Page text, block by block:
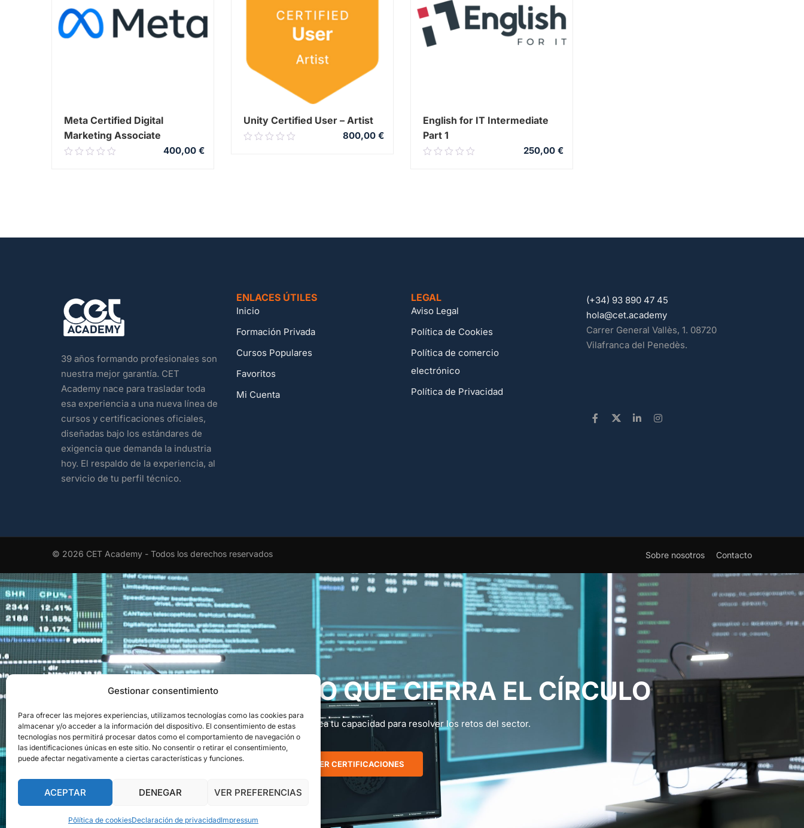
Gestionar consentimiento
Para ofrecer las mejores experiencias, utilizamos tecnologías como las cookies para
almacenar y/o acceder a la información del dispositivo. El consentimiento de estas
tecnologías nos permitirá procesar datos como el comportamiento de navegación o
las identificaciones únicas en este sitio. No consentir o retirar el consentimiento,
puede afectar negativamente a ciertas características y funciones.
ACEPTAR DENEGAR VER PREFERENCIAS
Pôlítica de cookiesDeclaración de privacidadImpressum
Meta Certified Digital
Marketing Associate
0.00
400,00 €
Unity Certified User – Artist
0.00
800,00 €
English for IT Intermediate
Part 1
0.00
250,00 €
39 años formando profesionales son
nuestra mejor garantía. CET
Academy nace para trasladar toda
esa experiencia a una nueva línea de
cursos y certificaciones oficiales,
diseñadas bajo los estándares de
exigencia que demanda la industria
hoy. El respaldo de la experiencia, al
servicio de tu perfil técnico.
ENLACES ÚTILES
Inicio
Formación Privada
Cursos Populares
Favoritos
Mi Cuenta
LEGAL
Aviso Legal
Política de Cookies
Política de comercio
electrónico
Política de Privacidad
(+34) 93 890 47 45
hola@cet.academy
Carrer General Vallès, 1. 08720
Vilafranca del Penedès.
© 2026 CET Academy - Todos los derechos reservados Sobre nosotros Contacto
EL RECONOCIMIENTO QUE CIERRA EL CÍRCULO
Obtén el aval oficial que certifica tu capacidad para resolver los retos del sector.
VER CERTIFICACIONES